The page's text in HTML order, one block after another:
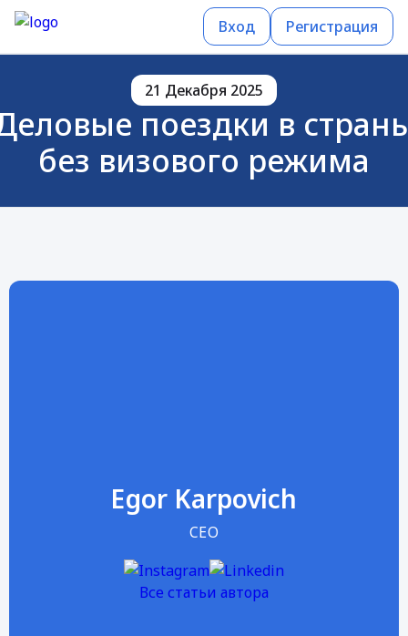
Вход Регистрация
21 Декабря 2025
поездки в
без визового режима
Egor Karpovich
CEO
Все статьи автора